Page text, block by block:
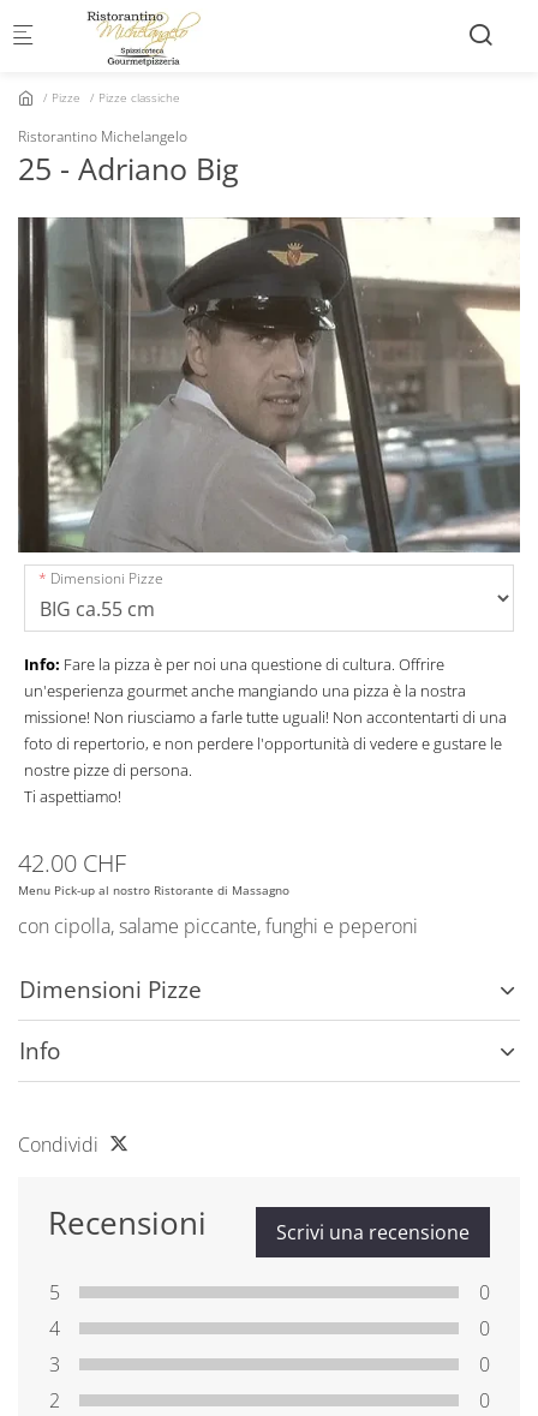
Skip to main content
Pizze Pizze classiche
Ristorantino Michelangelo
25 - Adriano Big
Dimensioni Pizze
Info: Fare la pizza è per noi una questione di cultura. Offrire
un'esperienza gourmet anche mangiando una pizza è la nostra
missione! Non riusciamo a farle tutte uguali! Non accontentarti di una
foto di repertorio, e non perdere l'opportunità di vedere e gustare le
nostre pizze di persona.
Ti aspettiamo!
42.00 CHF
Menu Pick-up al nostro Ristorante di Massagno
con cipolla, salame piccante, funghi e peperoni
Dimensioni Pizze
Info
Condividi
Recensioni Scrivi una recensione
5
0
4
0
3
0
2
0